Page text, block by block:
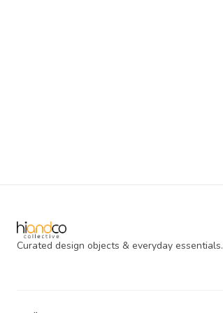
Curated design objects & everyday essentials.